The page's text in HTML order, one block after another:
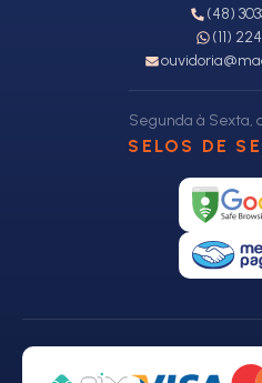
(48)
(11)
Segunda à Sexta,
SELOS DE